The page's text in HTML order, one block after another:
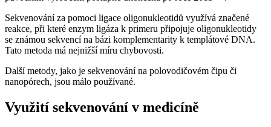
Sekvenování za pomoci ligace oligonukleotidů využívá značené
reakce, při které enzym ligáza k primeru připojuje oligonukleotidy
se známou sekvencí na bázi komplementarity k templátové DNA.
Tato metoda má nejnižší míru chybovosti.
Další metody, jako je sekvenování na polovodičovém čipu či
nanopórech, jsou málo používané.
Využití sekvenování v medicíně